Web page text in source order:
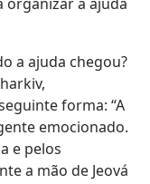
a ajuda chegou?
forma: “A
emocionado.
e pelos
a mão de Jeová